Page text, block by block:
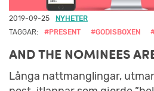
2019-09-25
NYHETER
TAGGAR:
#PRESENT #GODISBOXEN
AND THE NOMINEES
Långa nattmanglingar,